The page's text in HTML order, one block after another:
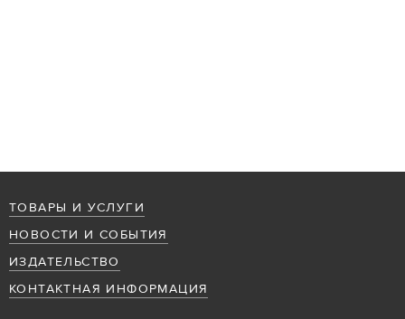
ТОВАРЫ И УСЛУГИ
НОВОСТИ И СОБЫТИЯ
ИЗДАТЕЛЬСТВО
КОНТАКТНАЯ ИНФОРМАЦИЯ